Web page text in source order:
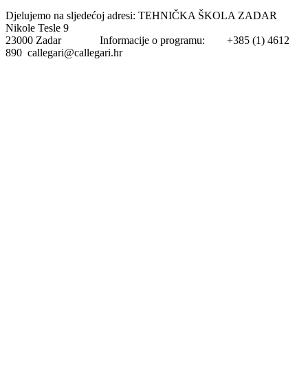
Djelujemo na sljedećoj adresi: TEHNIČKA ŠKOLA ZADAR
Nikole Tesle 9
23000 Zadar Informacije o programu: +385 (1) 4612
890 callegari@callegari.hr